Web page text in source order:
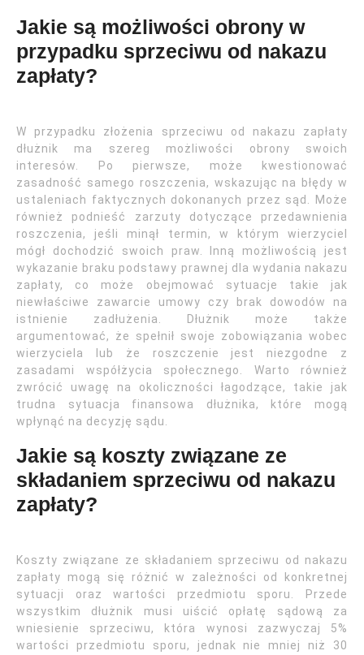
Jakie są możliwości obrony w
przypadku sprzeciwu od nakazu
zapłaty?
W przypadku złożenia sprzeciwu od nakazu zapłaty
dłużnik ma szereg możliwości obrony swoich
interesów. Po pierwsze, może kwestionować
zasadność samego roszczenia, wskazując na błędy w
ustaleniach faktycznych dokonanych przez sąd. Może
również podnieść zarzuty dotyczące przedawnienia
roszczenia, jeśli minął termin, w którym wierzyciel
mógł dochodzić swoich praw. Inną możliwością jest
wykazanie braku podstawy prawnej dla wydania nakazu
zapłaty, co może obejmować sytuacje takie jak
niewłaściwe zawarcie umowy czy brak dowodów na
istnienie zadłużenia. Dłużnik może także
argumentować, że spełnił swoje zobowiązania wobec
wierzyciela lub że roszczenie jest niezgodne z
zasadami współżycia społecznego. Warto również
zwrócić uwagę na okoliczności łagodzące, takie jak
trudna sytuacja finansowa dłużnika, które mogą
wpłynąć na decyzję sądu.
Jakie są koszty związane ze
składaniem sprzeciwu od nakazu
zapłaty?
Koszty związane ze składaniem sprzeciwu od nakazu
zapłaty mogą się różnić w zależności od konkretnej
sytuacji oraz wartości przedmiotu sporu. Przede
wszystkim dłużnik musi uiścić opłatę sądową za
wniesienie sprzeciwu, która wynosi zazwyczaj 5%
wartości przedmiotu sporu, jednak nie mniej niż 30